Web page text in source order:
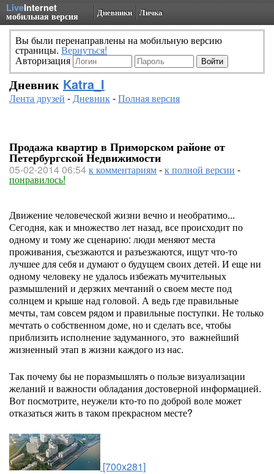
LiveInternet
мобильная версия Дневники Личка
Вы были перенаправлены на мобильную версию
страницы. Вернуться!
Авторизация
Дневник Katra_I
Лента друзей -Дневник-Полная версия
Продажа квартир в Приморском районе от
Петербургской Недвижимости
05-02-2014 06:54к комментариям-к полной версии -
понравилось!
Движение человеческой жизни вечно и необратимо...
Сегодня, как и множество лет назад, все происходит по
одному и тому же сценарию: люди меняют места
проживания, съезжаются и разъезжаются, ищут что-то
лучшее для себя и думают о будущем своих детей. И еще ни
одному человеку не удалось избежать мучительных
размышлений и дерзких мечтаний о своем месте под
солнцем и крыше над головой. А ведь где правильные
мечты, там совсем рядом и правильные поступки. Не только
мечтать о собственном доме, но и сделать все, чтобы
приблизить исполнение задуманного, это важнейший
жизненный этап в жизни каждого из нас.
Так почему бы не поразмышлять о пользе визуализации
желаний и важности обладания достоверной информацией.
Вот посмотрите, неужели кто-то по доброй воле может
отказаться жить в таком прекрасном месте?
[700x281]